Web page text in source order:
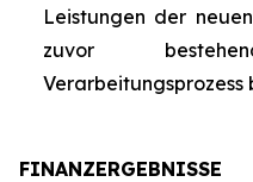
Leistungen der
zuvor
FINANZERGEBNISSE